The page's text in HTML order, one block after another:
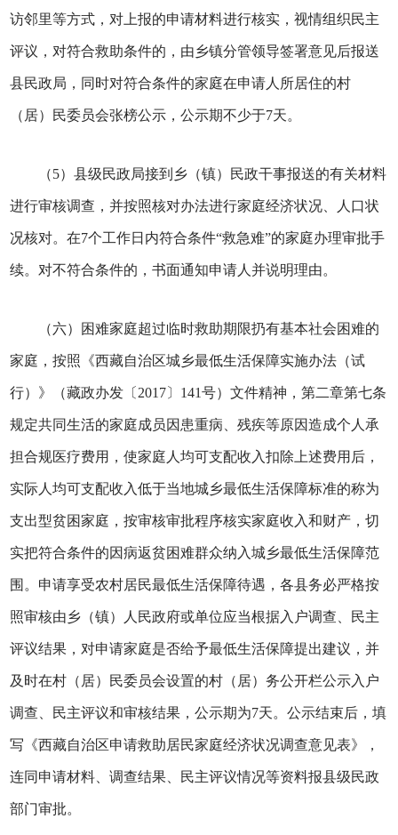
访邻里等方式，对上报的申请材料进行核实，视情组织民主
评议，对符合救助条件的，由乡镇分管领导签署意见后报送
县民政局，同时对符合条件的家庭在申请人所居住的村
（居）民委员会张榜公示，公示期不少于7天。
（5）县级民政局接到乡（镇）民政干事报送的有关材料
进行审核调查，并按照核对办法进行家庭经济状况、人口状
况核对。在7个工作日内符合条件“救急难”的家庭办理审批手
续。对不符合条件的，书面通知申请人并说明理由。
（六）困难家庭超过临时救助期限扔有基本社会困难的
家庭，按照《西藏自治区城乡最低生活保障实施办法（试
行）》（藏政办发〔2017〕141号）文件精神，第二章第七条
规定共同生活的家庭成员因患重病、残疾等原因造成个人承
担合规医疗费用，使家庭人均可支配收入扣除上述费用后，
实际人均可支配收入低于当地城乡最低生活保障标准的称为
支出型贫困家庭，按审核审批程序核实家庭收入和财产，切
实把符合条件的因病返贫困难群众纳入城乡最低生活保障范
围。申请享受农村居民最低生活保障待遇，各县务必严格按
照审核由乡（镇）人民政府或单位应当根据入户调查、民主
评议结果，对申请家庭是否给予最低生活保障提出建议，并
及时在村（居）民委员会设置的村（居）务公开栏公示入户
调查、民主评议和审核结果，公示期为7天。公示结束后，填
写《西藏自治区申请救助居民家庭经济状况调查意见表》，
连同申请材料、调查结果、民主评议情况等资料报县级民政
部门审批。